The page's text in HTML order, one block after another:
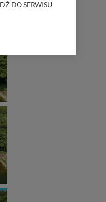
DO SERWISU
ul. Wiejska 17,
zabronić ich
w odniesieniu do
- w pewnych